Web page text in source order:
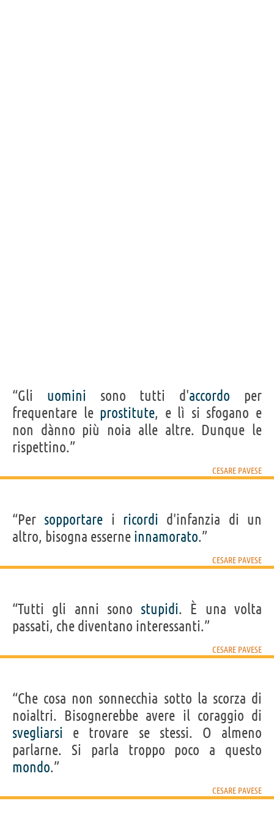
“Gli uomini sono tutti d'accordo per
frequentare le prostitute, e lì si sfogano e
non dànno più noia alle altre. Dunque le
rispettino.”
CESARE PAVESE
“Per sopportare i ricordi d'infanzia di un
altro, bisogna esserne innamorato.”
CESARE PAVESE
“Tutti gli anni sono stupidi. È una volta
passati, che diventano interessanti.”
CESARE PAVESE
“Che cosa non sonnecchia sotto la scorza di
noialtri. Bisognerebbe avere il coraggio di
svegliarsi e trovare se stessi. O almeno
parlarne. Si parla troppo poco a questo
mondo.”
CESARE PAVESE